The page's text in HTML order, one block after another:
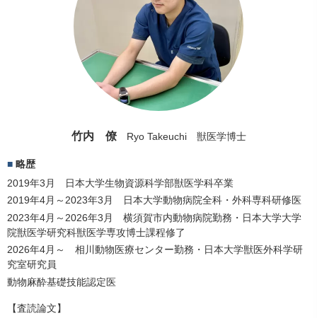
竹内 僚 Ryo Takeuchi 獣医学博士
略歴
2019年3月 日本大学生物資源科学部獣医学科卒業
2019年4月～2023年3月 日本大学動物病院全科・外科専科研修医
2023年4月～2026年3月 横須賀市内動物病院勤務・日本大学大学
院獣医学研究科獣医学専攻博士課程修了
2026年4月～ 相川動物医療センター勤務・日本大学獣医外科学研
究室研究員
動物麻酔基礎技能認定医
【査読論文】